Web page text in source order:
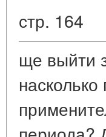
стр. 164
ще выйти